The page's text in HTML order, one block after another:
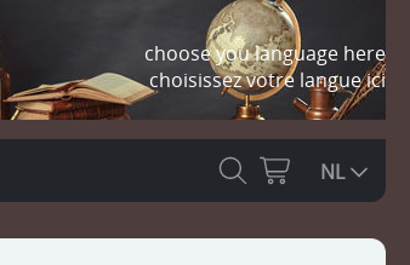
choose you language here
choisissez votre langue ici
NL